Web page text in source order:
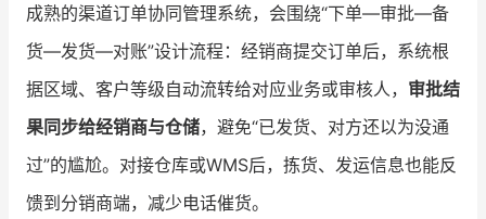
成熟的渠道订单协同管理系统，会围绕“下单—审批—备
货—发货—对账”设计流程：经销商提交订单后，系统根
据区域、客户等级自动流转给对应业务或审核人， 审批结
果同步给经销商与仓储，避免“已发货、对方还以为没通
过”的尴尬。对接仓库或WMS后，拣货、发运信息也能反
馈到分销商端，减少电话催货。